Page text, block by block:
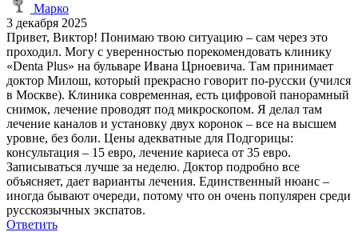
Марко
3 декабря 2025
Привет, Виктор! Понимаю твою ситуацию – сам через это
проходил. Могу с уверенностью порекомендовать клинику
«Denta Plus» на бульваре Ивана Црноевича. Там принимает
доктор Милош, который прекрасно говорит по-русски (учился
в Москве). Клиника современная, есть цифровой панорамный
снимок, лечение проводят под микроскопом. Я делал там
лечение каналов и установку двух коронок – все на высшем
уровне, без боли. Цены адекватные для Подгорицы:
консультация – 15 евро, лечение кариеса от 35 евро.
Записываться лучше за неделю. Доктор подробно все
объясняет, дает варианты лечения. Единственный нюанс –
иногда бывают очереди, потому что он очень популярен среди
русскоязычных экспатов.
Ответить